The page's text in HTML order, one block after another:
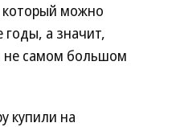
можно
а значит,
не самом большом
купили на